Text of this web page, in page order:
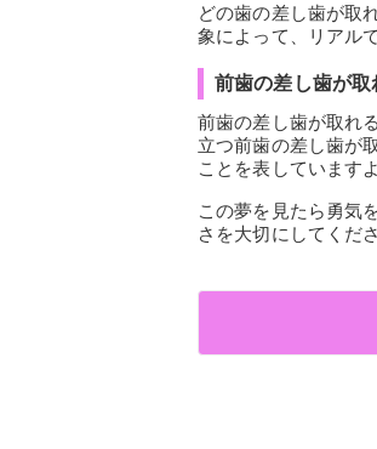
どの歯の差し歯が取
象によって、リアル
前歯の差し歯が取
前歯の差し歯が取れ
立つ前歯の差し歯が
ことを表していますよ
この夢を見たら勇気
さを大切にしてくだ